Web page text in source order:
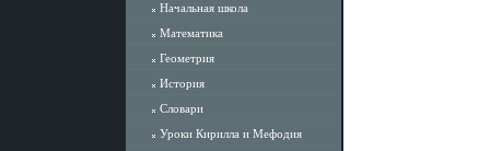
Начальная школа
Математика
Геометрия
История
Словари
Уроки Кирилла и Мефодия